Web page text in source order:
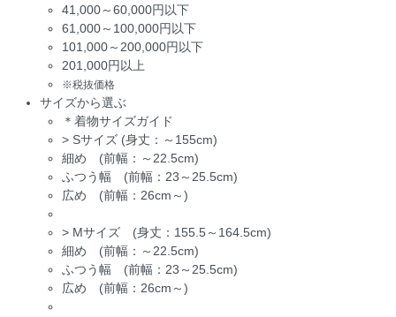
41,000～60,000円以下
61,000～100,000円以下
101,000～200,000円以下
201,000円以上
※税抜価格
サイズから選ぶ
＊着物サイズガイド
> Sサイズ (身丈：～155cm)
細め (前幅：～22.5cm)
ふつう幅 (前幅：23～25.5cm)
広め (前幅：26cm～)
> Mサイズ (身丈：155.5～164.5cm)
細め (前幅：～22.5cm)
ふつう幅 (前幅：23～25.5cm)
広め (前幅：26cm～)